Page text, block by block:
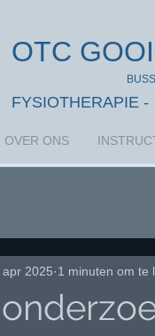
OTC
FYSIOTHERAPIE
OVER ONS
apr 2025 1 minuten om te